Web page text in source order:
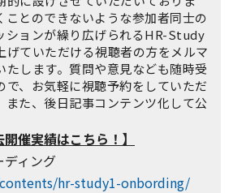
ことのできないような参加者同士の
ションが繰り広げられるHR-Study
げていただける視聴者の方をメルマ
たします。質問や意見なども随時受
で、お気軽に視聴予約をしていただ
また、後日記事コンテンツ化して公
催実績はこちら！】
ディング
hr-study1-onbording/